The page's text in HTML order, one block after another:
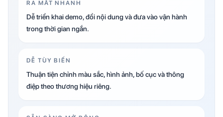
RA MẮT NHANH
Dễ triển khai demo, đổi nội dung và đưa vào vận hành
trong thời gian ngắn.
DỄ TÙY BIẾN
Thuận tiện chỉnh màu sắc, hình ảnh, bố cục và thông
điệp theo thương hiệu riêng.